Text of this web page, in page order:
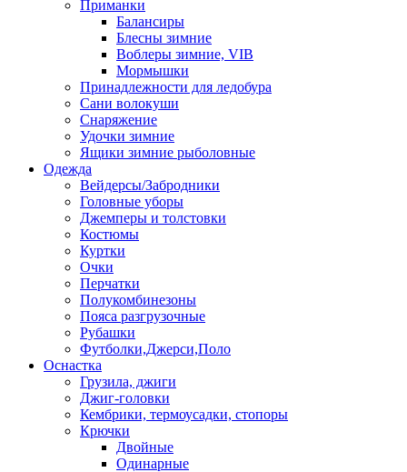
Приманки
Балансиры
Блесны зимние
Воблеры зимние, VIB
Мормышки
Принадлежности для ледобура
Сани волокуши
Снаряжение
Удочки зимние
Ящики зимние рыболовные
Одежда
Вейдерсы/Забродники
Головные уборы
Джемперы и толстовки
Костюмы
Куртки
Очки
Перчатки
Полукомбинезоны
Пояса разгрузочные
Рубашки
Футболки,Джерси,Поло
Оснастка
Грузила, джиги
Джиг-головки
Кембрики, термоусадки, стопоры
Крючки
Двойные
Одинарные